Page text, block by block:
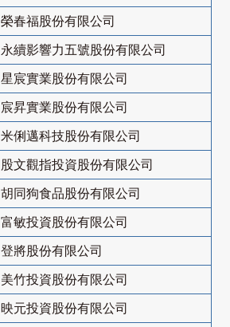
榮春福股份有限公司
永續影響力五號股份有限公司
星宸實業股份有限公司
宸昇實業股份有限公司
米俐邁科技股份有限公司
股文觀指投資股份有限公司
胡同狗食品股份有限公司
富敏投資股份有限公司
登將股份有限公司
美竹投資股份有限公司
映元投資股份有限公司